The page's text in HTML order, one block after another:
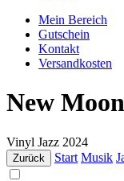
Mein Bereich
Gutschein
Kontakt
Versandkosten
New
Vinyl Jazz 2024
Zurück Start Musik